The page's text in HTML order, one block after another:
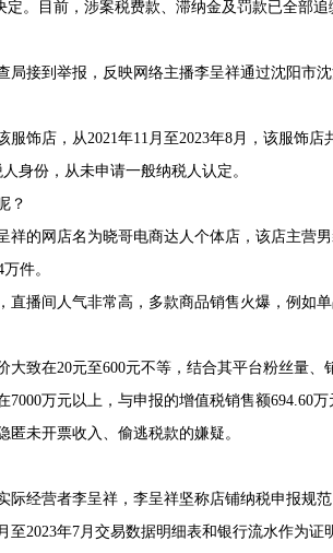
。目前，涉案税费款、滞纳金及罚款已全部追
局接到举报，反映网络主播李呈祥通过沈阳市
饰店，从2021年11月至2023年8月，该服饰店
身份，从未申请一般纳税人认定。
？
的网店名为晓哥电商达人个体店，该店主营
件。
直播间人气非常高，多款商品销售火爆，例如
致在20元至600元不等，结合其平台粉丝量、
万元以上，与申报的增值税销售额694.60
未开票收入、偷逃税款的嫌疑。
际经营者李呈祥，李呈祥坚称店铺纳税申报规
2023年7月交易数据明细表和银行流水作为证